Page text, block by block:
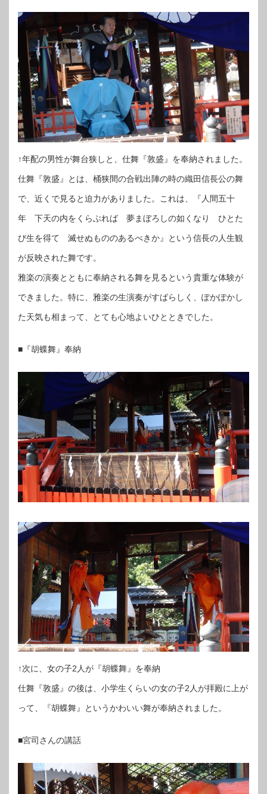
↑年配の男性が舞台狭しと、仕舞『敦盛』を奉納されました。
仕舞『敦盛』とは、桶狭間の合戦出陣の時の織田信長公の舞
で、近くで見ると迫力がありました。これは、『人間五十
年 下天の内をくらぶれば 夢まぼろしの如くなり ひとた
び生を得て 滅せぬもののあるべきか』という信長の人生観
が反映された舞です。
雅楽の演奏とともに奉納される舞を見るという貴重な体験が
できました。特に、雅楽の生演奏がすばらしく、ぽかぽかし
た天気も相まって、とても心地よいひとときでした。
■『胡蝶舞』奉納
↑次に、女の子2人が『胡蝶舞』を奉納
仕舞『敦盛』の後は、小学生くらいの女の子2人が拝殿に上が
って、『胡蝶舞』というかわいい舞が奉納されました。
■宮司さんの講話